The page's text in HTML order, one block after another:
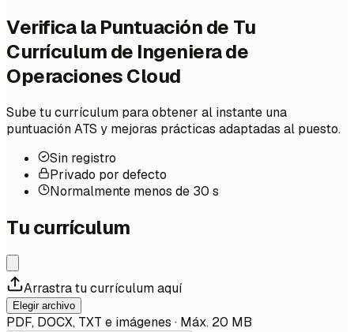
Verifica la Puntuación de Tu
Currículum de Ingeniera de
Operaciones Cloud
Sube tu currículum para obtener al instante una
puntuación ATS y mejoras prácticas adaptadas al puesto.
Sin registro
Privado por defecto
Normalmente menos de 30 s
Tu currículum
Arrastra tu currículum aquí
Elegir archivo
PDF, DOCX, TXT e imágenes · Máx. 20 MB